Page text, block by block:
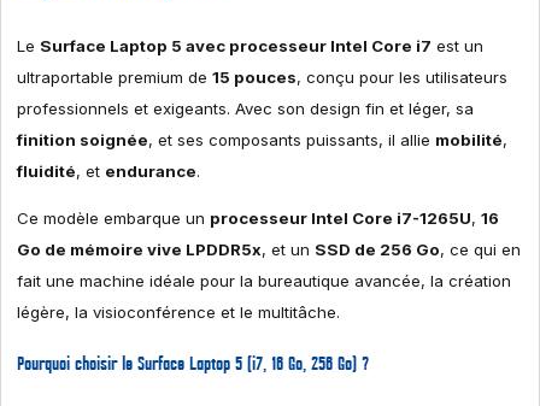
Le Surface Laptop 5 avec processeur Intel Core i7 est un
ultraportable premium de15 pouces, conçu pour les utilisateurs
professionnels et exigeants. Avec son design fin et léger, sa
finition soignée, et ses composants puissants, il allie mobilité,
fluidité, et endurance.
Ce modèle embarque un processeur Intel Core i7-1265U,16
Go de mémoire vive LPDDR5x, et un SSD de 256 Go, ce qui en
fait une machine idéale pour la bureautique avancée, la création
légère, la visioconférence et le multitâche.
Pourquoi choisir le Surface Laptop 5 (i7, 16 Go, 256 Go) ?